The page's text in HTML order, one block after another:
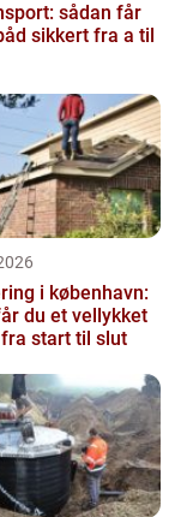
sådan får
sikkert fra a til
i københavn:
du et vellykket
start til slut